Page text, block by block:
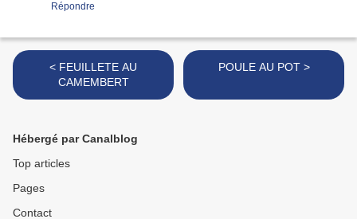
Répondre
< FEUILLETE AU
CAMEMBERT
POULE AU POT >
Hébergé par Canalblog
Top articles
Pages
Contact